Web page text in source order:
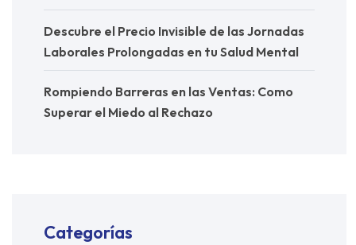
Descubre el Precio Invisible de las Jornadas
Laborales Prolongadas en tu Salud Mental
Rompiendo Barreras en las Ventas: Como
Superar el Miedo al Rechazo
Categorías